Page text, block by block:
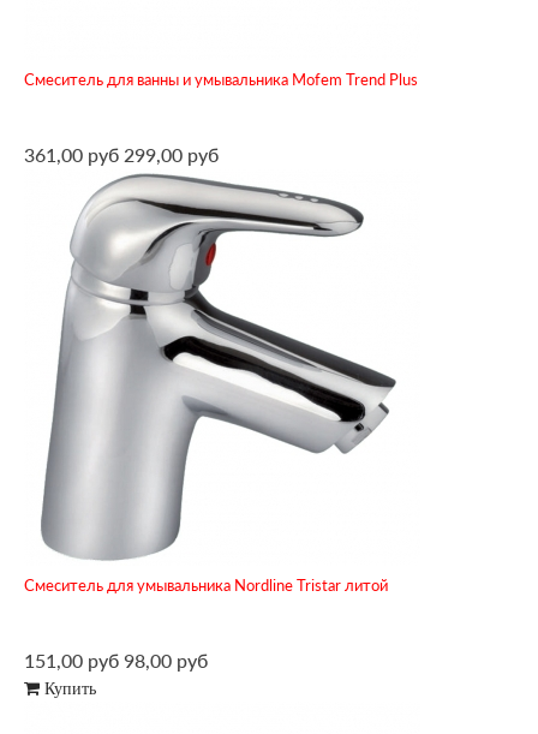
Смеситель для ванны и умывальника Mofem Trend Plus
361,00 руб 299,00 руб
Смеситель для умывальника Nordline Tristar литой
151,00 руб 98,00 руб
Купить